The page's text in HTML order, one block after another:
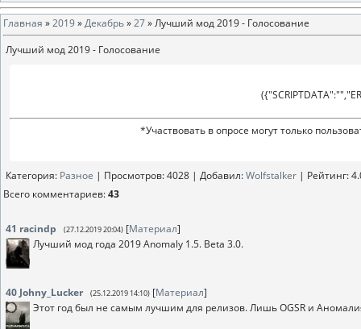
Главная »2019»Декабрь»27» Лучший мод 2019 - Голосование
Лучший мод 2019 - Голосование
*Участвовать в опросе могут только
Категория: Разное | Просмотров: 4028 | Добавил:Wolfstalker | Рейтинг:
Всего комментариев:43
41 racindp (27.12.2019 20:04) [Материал]
Лучший мод года 2019 Anomaly 1.5. Beta 3.0.
40 Johny_Lucker (25.12.2019 14:10) [Материал]
Этот год был не самым лучшим для релизов. Лишь OGSR и